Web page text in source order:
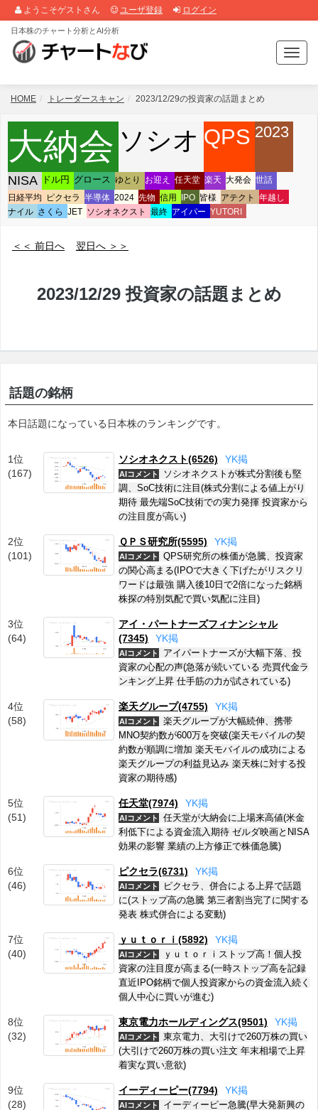
ようこそゲストさん ユーザ登録 ログイン
T
o
g
e
日本株のチャート分析とAI分析
HOME トレーダースキャン 2023/12/29の投資家の話題まとめ
大納会 ソシオ QPS 2023
NISA ドル円 グロース ゆとり お迎え 任天堂 楽天 大発会 世話
日経平均
ピクセラ 半導体 2024 先物 信用 IPO 皆様 アテクト
年越し
ナイル さくら JET ソシオネクスト 最終 アイパー YUTORI
＜＜ 前日へ 翌日へ ＞＞
2023/12/29 投資家の話題まとめ
話題の銘柄
本日話題になっている日本株のランキングです。
1位
(167)
ソシオネクスト(6526) YK掲
AIコメント
ソシオネクストが株式分割後も堅
調、SoC技術に注目(株式分割による値上がり
期待 最先端SoC技術での実力発揮 投資家から
の注目度が高い)
2位
(101)
ＱＰＳ研究所(5595) YK掲
AIコメント
QPS研究所の株価が急騰、投資家
の関心高まる(IPOで大きく下げたがリスクリ
ワードは最強 購入後10日で2倍になった銘柄
株探の特別気配で買い気配に注目)
3位
(64)
アイ・パートナーズフィナンシャル
(7345)
YK掲
AIコメント
アイパートナーズが大幅下落、投
資家の心配の声(急落が続いている 売買代金ラ
ンキング上昇 仕手筋の力が試されている)
4位
(58)
楽天グループ(4755) YK掲
AIコメント
楽天グループが大幅続伸、携帯
MNO契約数が600万を突破(楽天モバイルの契
約数が順調に増加 楽天モバイルの成功による
楽天グループの利益見込み 楽天株に対する投
資家の期待感)
5位
(51)
任天堂(7974) YK掲
AIコメント
任天堂が大納会に上場来高値(米金
利低下による資金流入期待 ゼルダ映画とNISA
効果の影響 業績の上方修正で株価急騰)
6位
(46)
ピクセラ(6731) YK掲
AIコメント
ピクセラ、併合による上昇で話題
に(ストップ高の急騰 第三者割当完了に関する
発表 株式併合による変動)
7位
(40)
ｙｕｔｏｒｉ(5892) YK掲
AIコメント
ｙｕｔｏｒｉストップ高！個人投
資家の注目度が高まる(一時ストップ高を記録
直近IPO銘柄で個人投資家からの資金流入続く
個人中心に買いが進む)
8位
(32)
東京電力ホールディングス(9501) YK掲
AIコメント
東京電力、大引けで260万株の買い
(大引けで260万株の買い注文 年末相場で上昇
着実な買い意欲)
9位
(28)
イーディーピー(7794) YK掲
AIコメント
イーディーピー急騰(早大発新興の